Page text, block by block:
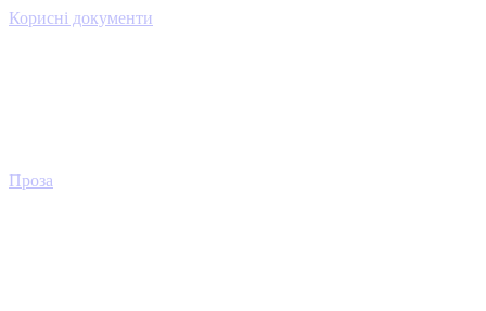
Корисні документи
Проза